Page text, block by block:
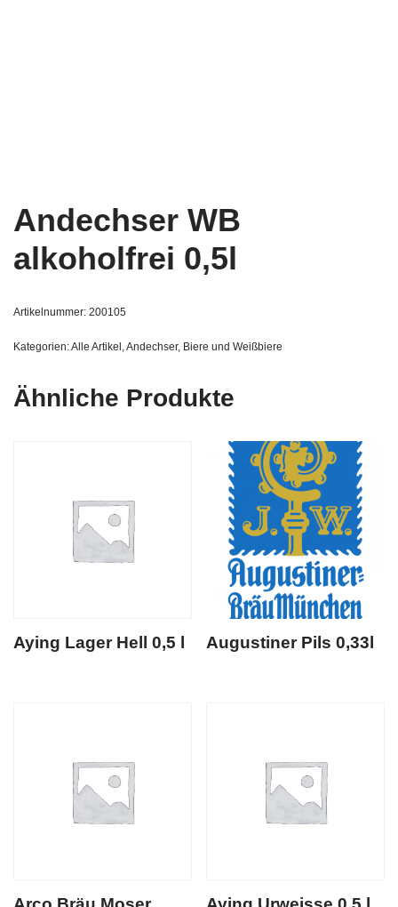
Andechser WB
alkoholfrei 0,5l
Artikelnummer: 200105
Kategorien:Alle Artikel Andechser, Biere und Weißbiere
Ähnliche Produkte
Aying Lager Hell 0,5 l Augustiner Pils 0,33l